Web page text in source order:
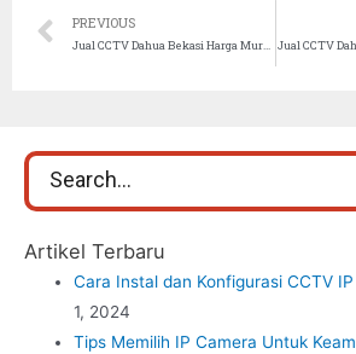
PREVIOUS
Jual CCTV Dahua Bekasi Harga Murah Jual CCTV
Artikel Terbaru
Cara Instal dan Konfigurasi CCTV
1, 2024
Tips Memilih IP Camera Untuk